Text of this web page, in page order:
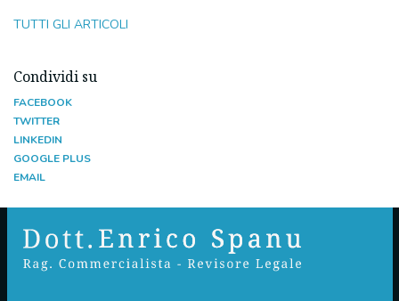
TUTTI GLI ARTICOLI
Condividi su
FACEBOOK
TWITTER
LINKEDIN
GOOGLE PLUS
EMAIL